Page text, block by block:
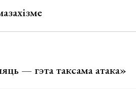
— гэта таксама атака»